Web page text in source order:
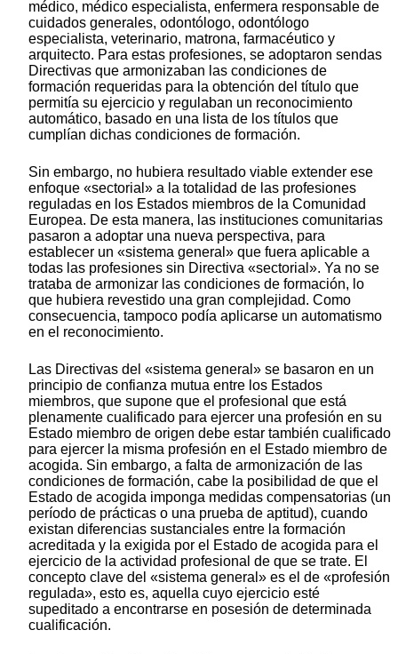
médico, médico especialista, enfermera responsable de
cuidados generales, odontólogo, odontólogo
especialista, veterinario, matrona, farmacéutico y
arquitecto. Para estas profesiones, se adoptaron sendas
Directivas que armonizaban las condiciones de
formación requeridas para la obtención del título que
permitía su ejercicio y regulaban un reconocimiento
automático, basado en una lista de los títulos que
cumplían dichas condiciones de formación.
Sin embargo, no hubiera resultado viable extender ese
enfoque «sectorial» a la totalidad de las profesiones
reguladas en los Estados miembros de la Comunidad
Europea. De esta manera, las instituciones comunitarias
pasaron a adoptar una nueva perspectiva, para
establecer un «sistema general» que fuera aplicable a
todas las profesiones sin Directiva «sectorial». Ya no se
trataba de armonizar las condiciones de formación, lo
que hubiera revestido una gran complejidad. Como
consecuencia, tampoco podía aplicarse un automatismo
en el reconocimiento.
Las Directivas del «sistema general» se basaron en un
principio de confianza mutua entre los Estados
miembros, que supone que el profesional que está
plenamente cualificado para ejercer una profesión en su
Estado miembro de origen debe estar también cualificado
para ejercer la misma profesión en el Estado miembro de
acogida. Sin embargo, a falta de armonización de las
condiciones de formación, cabe la posibilidad de que el
Estado de acogida imponga medidas compensatorias (un
período de prácticas o una prueba de aptitud), cuando
existan diferencias sustanciales entre la formación
acreditada y la exigida por el Estado de acogida para el
ejercicio de la actividad profesional de que se trate. El
concepto clave del «sistema general» es el de «profesión
regulada», esto es, aquella cuyo ejercicio esté
supeditado a encontrarse en posesión de determinada
cualificación.